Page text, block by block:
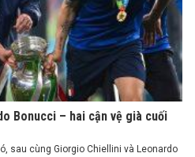
Bonucci – hai cận vệ già cuối
sau cùng Giorgio Chiellini và Leonardo